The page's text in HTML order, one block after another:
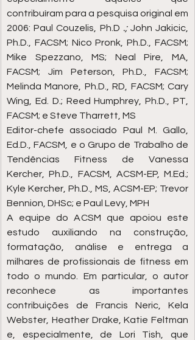
contribuíram para a pesquisa original em
2006: Paul Couzelis, Ph.D .; John Jakicic,
Ph.D., FACSM; Nico Pronk, Ph.D., FACSM;
Mike Spezzano, MS; Neal Pire, MA,
FACSM; Jim Peterson, Ph.D., FACSM;
Melinda Manore, Ph.D., RD, FACSM; Cary
Wing, Ed. D.; Reed Humphrey, Ph.D., PT,
FACSM; e Steve Tharrett, MS
Editor-chefe associado Paul M. Gallo,
Ed.D., FACSM, e o Grupo de Trabalho de
Tendências Fitness de Vanessa
Kercher, Ph.D., FACSM, ACSM-EP, M.Ed.;
Kyle Kercher, Ph.D., MS, ACSM-EP; Trevor
Bennion, DHSc; e Paul Levy, MPH
A equipe do ACSM que apoiou este
estudo auxiliando na construção,
formatação, análise e entrega a
milhares de profissionais de fitness em
todo o mundo. Em particular, o autor
reconhece as importantes
contribuições de Francis Neric, Kela
Webster, Heather Drake, Katie Feltman
e, especialmente, de Lori Tish, que